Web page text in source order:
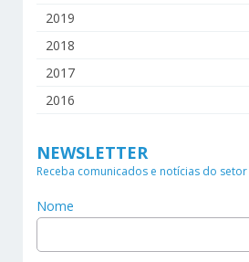
2019
2018
2017
2016
NEWSLETTER
Receba comunicados e notícias do setor
Nome